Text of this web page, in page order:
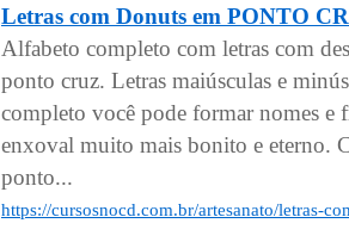
Letras com Donuts em PONTO
Alfabeto completo com letras com
ponto cruz. Letras maiúsculas e
completo você pode formar nomes e
enxoval muito mais bonito e eterno.
ponto...
https://cursosnocd.com.br/artesanato/letras-